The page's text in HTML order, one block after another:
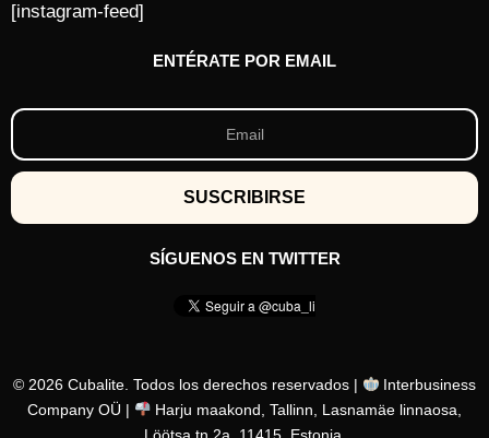
[instagram-feed]
ENTÉRATE POR EMAIL
SÍGUENOS EN TWITTER
© 2026 Cubalite. Todos los derechos reservados |
Interbusiness
Company OÜ |
Harju maakond, Tallinn, Lasnamäe linnaosa,
Löötsa tn 2a, 11415, Estonia.